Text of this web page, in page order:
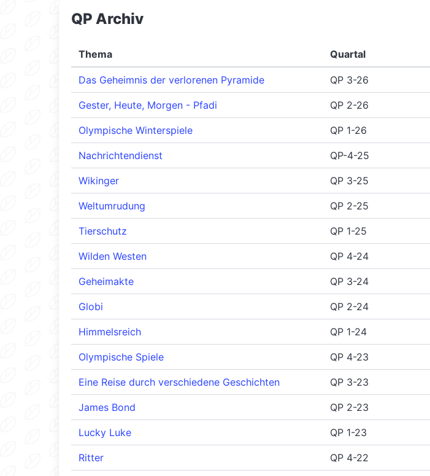
QP Archiv
Thema Quartal
Das Geheimnis der verlorenen Pyramide QP 3-26
Gester, Heute, Morgen - Pfadi QP 2-26
Olympische Winterspiele QP 1-26
Nachrichtendienst QP-4-25
Wikinger QP 3-25
Weltumrudung QP 2-25
Tierschutz QP 1-25
Wilden Westen QP 4-24
Geheimakte QP 3-24
Globi QP 2-24
Himmelsreich QP 1-24
Olympische Spiele QP 4-23
Eine Reise durch verschiedene Geschichten QP 3-23
James Bond QP 2-23
Lucky Luke QP 1-23
Ritter QP 4-22